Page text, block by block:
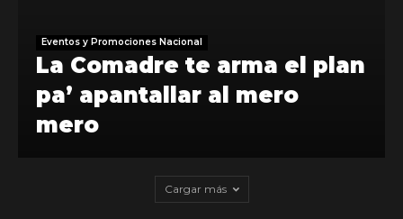
Eventos y Promociones Nacional
La Comadre te arma el plan
pa’ apantallar al mero
mero
Cargar más